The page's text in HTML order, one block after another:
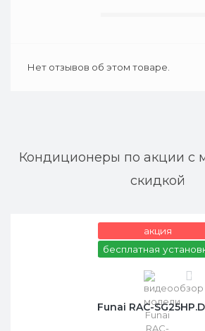
Нет отзывов об этом товаре.
Кондиционеры по акции с
скидкой
акция
бесплатная
Funai RAC-